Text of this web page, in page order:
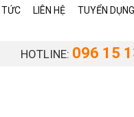
TỨC LIÊN HỆ TUYỂN DỤNG
HOTLINE: 096 15